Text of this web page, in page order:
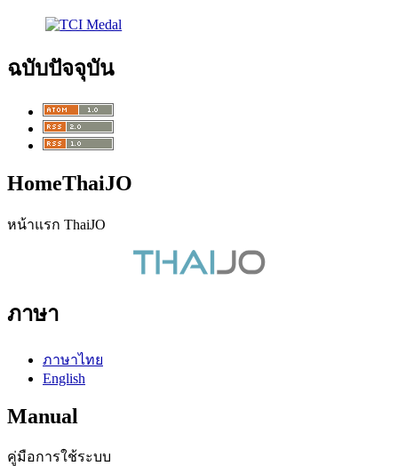
ฉบับปัจจุบัน
HomeThaiJO
หน้าแรก ThaiJO
ภาษา
ภาษาไทย
English
Manual
คู่มือการใช้ระบบ